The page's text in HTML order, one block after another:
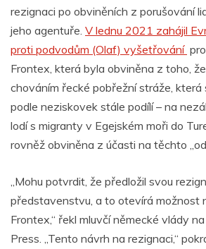
rezignaci po obviněních z porušování
jeho agentuře. V lednu 2021 zahájil
proti podvodům (Olaf) vyšetřování
Frontex, která byla obviněna z toho,
chováním řecké pobřežní stráže, která
podle neziskovek stále podílí – na
lodí s migranty v Egejském moři do
rovněž obviněna z účasti na těchto
„Mohu potvrdit, že předložil svou
představenstvu, a to otevírá možnost
Frontex,“ řekl mluvčí německé vlády
Press. „Tento návrh na rezignaci,“